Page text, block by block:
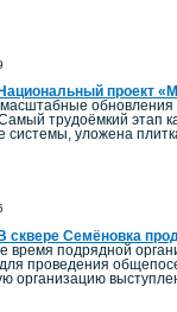
Национальный проект
масштабные
трудоёмкий этап
уложена
В сквере Семёновка
время подрядной
проведения
организацию